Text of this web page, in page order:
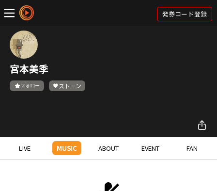
発券コード登録
宮本美季
フォロー ストーン
LIVE MUSIC ABOUT EVENT FAN